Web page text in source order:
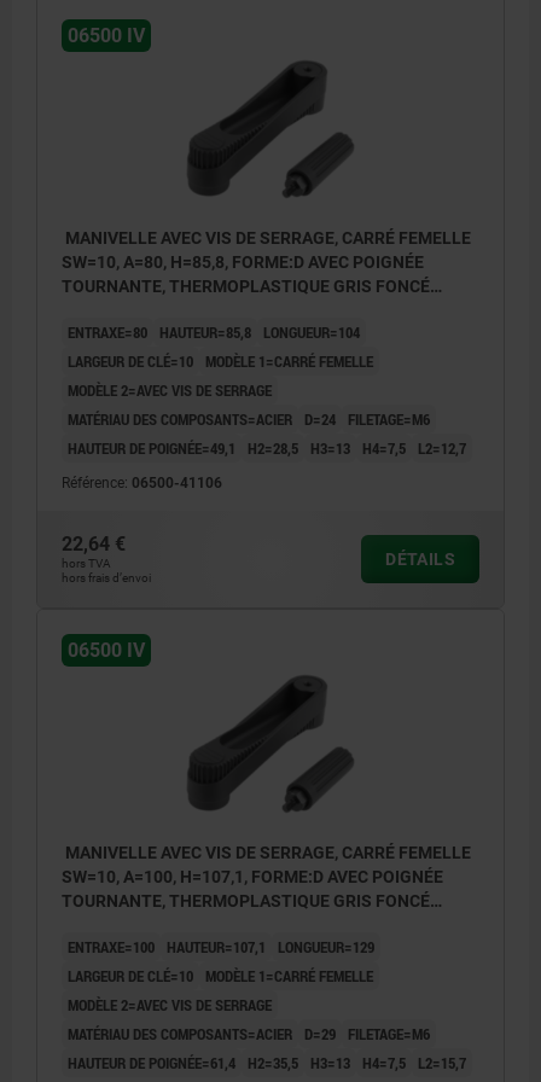
06500 IV
MANIVELLE AVEC VIS DE SERRAGE, CARRÉ FEMELLE
SW=10, A=80, H=85,8, FORME:D AVEC POIGNÉE
TOURNANTE, THERMOPLASTIQUE GRIS FONCÉ
ENTRAXE=80 HAUTEUR=85,8
LONGUEUR=104
LARGEUR DE CLÉ=10
MODÈLE 1=CARRÉ FEMELLE
MODÈLE 2=AVEC VIS DE SERRAGE
MATÉRIAU DES COMPOSANTS=ACIER
D=24
FILETAGE=M6
HAUTEUR DE POIGNÉE=49,1
H2=28,5 H3=13 H4=7,5 L2=12,7
Référence: 06500-41106
22,64 €
hors TVA
hors frais d’envoi
DÉTAILS
06500 IV
MANIVELLE AVEC VIS DE SERRAGE, CARRÉ FEMELLE
SW=10, A=100, H=107,1, FORME:D AVEC POIGNÉE
TOURNANTE, THERMOPLASTIQUE GRIS FONCÉ
ENTRAXE=100 HAUTEUR=107,1
LONGUEUR=129
LARGEUR DE CLÉ=10
MODÈLE 1=CARRÉ FEMELLE
MODÈLE 2=AVEC VIS DE SERRAGE
MATÉRIAU DES COMPOSANTS=ACIER
D=29
FILETAGE=M6
HAUTEUR DE POIGNÉE=61,4
H2=35,5 H3=13 H4=7,5 L2=15,7